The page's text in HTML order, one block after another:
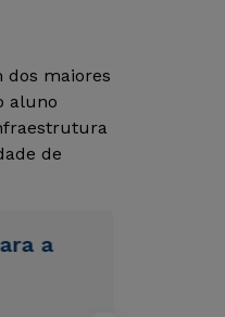
dos maiores
aluno
de
a